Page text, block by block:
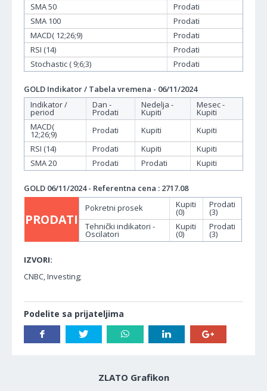
SMA 50
Prodati
SMA 100
Prodati
MACD( 12;26;9)
Prodati
RSI (14)
Prodati
Stochastic ( 9;6;3)
Prodati
GOLD Indikator / Tabela vremena - 06/11/2024
Indikator /
period
Dan -
Prodati
Nedelja -
Kupiti
Mesec -
Kupiti
MACD(
12;26;9) Prodati Kupiti
Kupiti
RSI (14)
Prodati Kupiti
Kupiti
SMA 20
Prodati Prodati Kupiti
GOLD 06/11/2024 - Referentna cena : 2717.08
PRODATI
Pokretni prosek Kupiti
(0)
Prodati
(3)
Tehnički indikatori -
Oscilatori
Kupiti
(0)
Prodati
(3)
IZVORI:
CNBC, Investing;
Podelite sa prijateljima
ZLATO Grafikon